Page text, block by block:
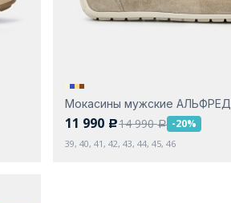
Мокасины мужские АЛЬФРЕД
11 990 c14 990a -20%
39, 40, 41, 42, 43, 44, 45, 46